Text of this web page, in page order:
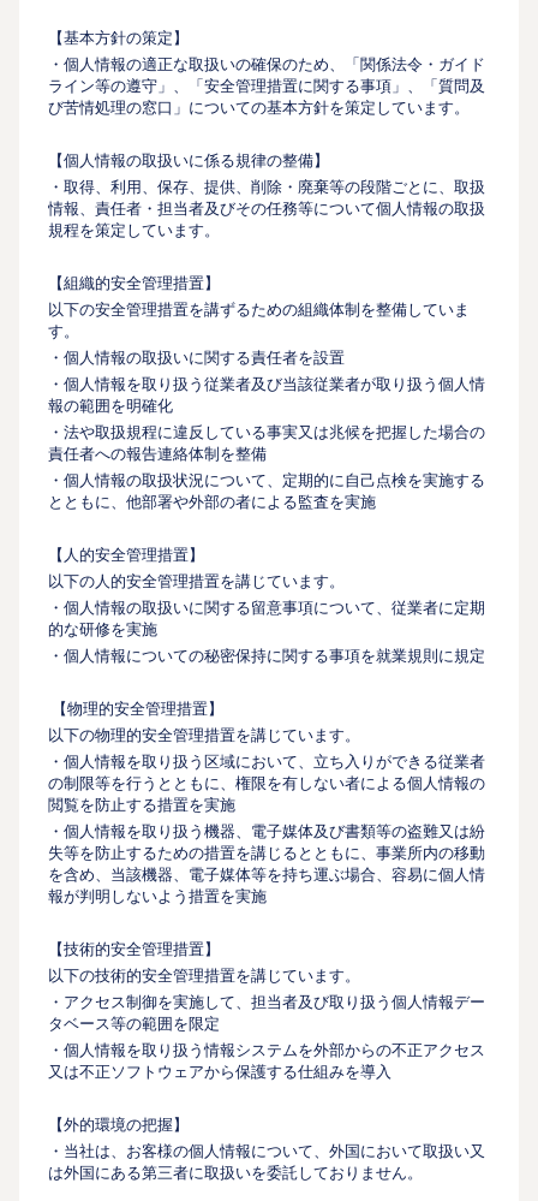
【基本方針の策定】
・個人情報の適正な取扱いの確保のため、「関係法令・ガイド
ライン等の遵守」、「安全管理措置に関する事項」、「質問及
び苦情処理の窓口」についての基本方針を策定しています。
【個人情報の取扱いに係る規律の整備】
・取得、利用、保存、提供、削除・廃棄等の段階ごとに、取扱
情報、責任者・担当者及びその任務等について個人情報の取扱
規程を策定しています。
【組織的安全管理措置】
以下の安全管理措置を講ずるための組織体制を整備していま
す。
・個人情報の取扱いに関する責任者を設置
・個人情報を取り扱う従業者及び当該従業者が取り扱う個人情
報の範囲を明確化
・法や取扱規程に違反している事実又は兆候を把握した場合の
責任者への報告連絡体制を整備
・個人情報の取扱状況について、定期的に自己点検を実施する
とともに、他部署や外部の者による監査を実施
【人的安全管理措置】
以下の人的安全管理措置を講じています。
・個人情報の取扱いに関する留意事項について、従業者に定期
的な研修を実施
・個人情報についての秘密保持に関する事項を就業規則に規定
【物理的安全管理措置】
以下の物理的安全管理措置を講じています。
・個人情報を取り扱う区域において、立ち入りができる従業者
の制限等を行うとともに、権限を有しない者による個人情報の
閲覧を防止する措置を実施
・個人情報を取り扱う機器、電子媒体及び書類等の盗難又は紛
失等を防止するための措置を講じるとともに、事業所内の移動
を含め、当該機器、電子媒体等を持ち運ぶ場合、容易に個人情
報が判明しないよう措置を実施
【技術的安全管理措置】
以下の技術的安全管理措置を講じています。
・アクセス制御を実施して、担当者及び取り扱う個人情報デー
タベース等の範囲を限定
・個人情報を取り扱う情報システムを外部からの不正アクセス
又は不正ソフトウェアから保護する仕組みを導入
【外的環境の把握】
・当社は、お客様の個人情報について、外国において取扱い又
は外国にある第三者に取扱いを委託しておりません。